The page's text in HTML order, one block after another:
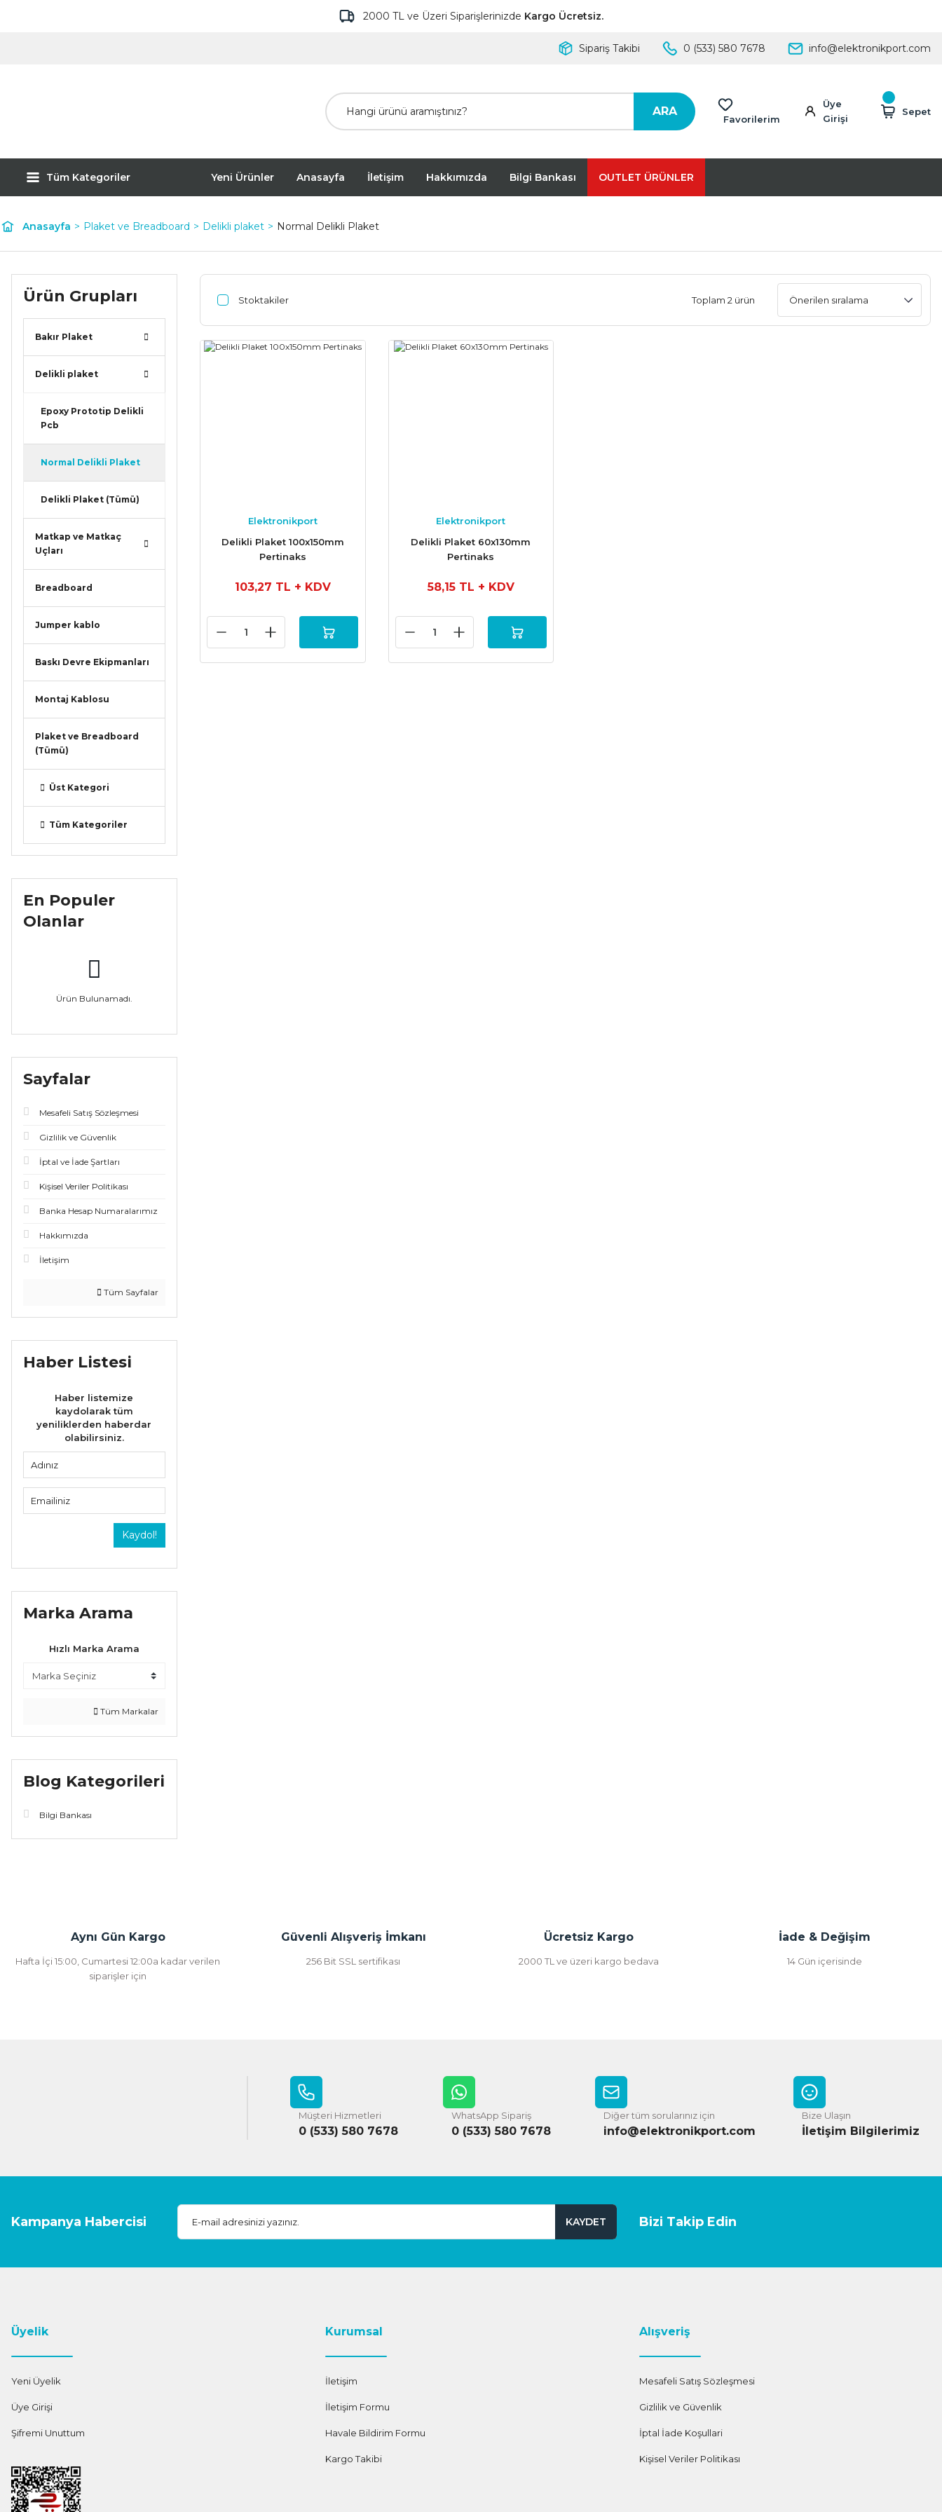
2000 TL ve Üzeri Siparişlerinizde Kargo Ücretsiz.
Sipariş Takibi 0 (533) 580 7678 info@elektronikport.com
ARA
Favorilerim
Üye
Girişi
Sepet
Tüm Kategoriler Yeni Ürünler Anasayfa İletişim Hakkımızda Bilgi Bankası OUTLET ÜRÜNLER
Anasayfa Plaket ve Breadboard Delikli plaket Normal Delikli Plaket
Ürün Grupları
Bakır Plaket
Delikli plaket
Epoxy Prototip Delikli
Pcb
Normal Delikli Plaket
Delikli Plaket (Tümü)
Matkap ve Matkaç
Uçları
Breadboard
Jumper kablo
Baskı Devre Ekipmanları
Montaj Kablosu
Plaket ve Breadboard
(Tümü)
Üst Kategori
Tüm Kategoriler
En Populer
Olanlar
Ürün Bulunamadı.
Sayfalar
Mesafeli Satış Sözleşmesi
Gizlilik ve Güvenlik
İptal ve İade Şartları
Kişisel Veriler Politikası
Banka Hesap Numaralarımız
Hakkımızda
İletişim
Tüm Sayfalar
Haber Listesi
Haber listemize
kaydolarak tüm
yeniliklerden haberdar
olabilirsiniz.
Kaydol!
Marka Arama
Hızlı Marka Arama
Tüm Markalar
Blog Kategorileri
Bilgi Bankası
Stoktakiler Toplam 2 ürün
Elektronikport
Delikli Plaket 100x150mm
Pertinaks
103,27 TL + KDV
Elektronikport
Delikli Plaket 60x130mm
Pertinaks
58,15 TL + KDV
Aynı Gün Kargo
Hafta İçi 15:00, Cumartesi 12:00a kadar verilen
siparişler için
Güvenli Alışveriş İmkanı
256 Bit SSL sertifikası
Ücretsiz Kargo
2000 TL ve üzeri kargo bedava
İade & Değişim
14 Gün içerisinde
Müşteri Hizmetleri
0 (533) 580 7678
WhatsApp Sipariş
0 (533) 580 7678
Diğer tüm sorularınız için
info@elektronikport.com
Bize Ulaşın
İletişim Bilgilerimiz
Kampanya Habercisi KAYDET Bizi Takip Edin
Üyelik
Yeni Üyelik
Üye Girişi
Şifremi Unuttum
Kurumsal
İletişim
İletişim Formu
Havale Bildirim Formu
Kargo Takibi
Alışveriş
Mesafeli Satış Sözleşmesi
Gizlilik ve Güvenlik
İptal İade Koşullari
Kişisel Veriler Politikası